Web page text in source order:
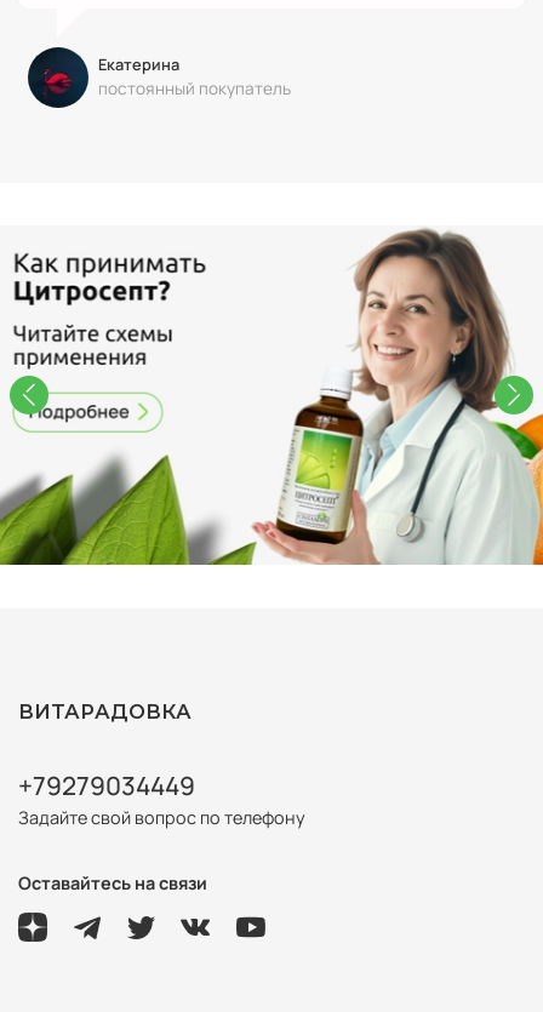
Екатерина
постоянный покупатель
ВИТАРАДОВКА
+79279034449
Задайте свой вопрос по телефону
Оставайтесь на связи